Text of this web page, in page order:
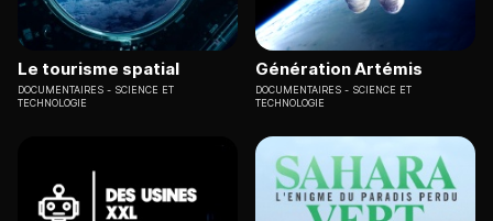
Le tourisme spatial
DOCUMENTAIRES
SCIENCE ET
TECHNOLOGIE
Génération Artémis
DOCUMENTAIRES
SCIENCE ET
TECHNOLOGIE